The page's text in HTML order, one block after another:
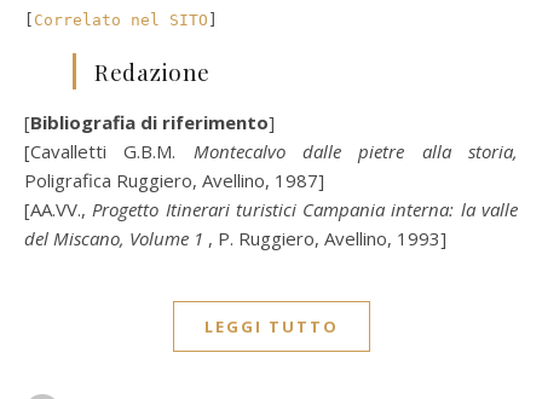
Correlato nel SITO
Redazione
[Bibliografia di riferimento]
[Cavalletti G.B.M. Montecalvo dalle pietre alla storia,
Poligrafica Ruggiero, Avellino, 1987]
[AA.VV.,Progetto Itinerari turistici Campania interna: la valle
del Miscano, Volume 1 , P. Ruggiero, Avellino, 1993]
LEGGI TUTTO